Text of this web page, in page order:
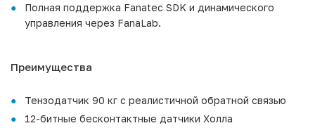
Полная поддержка Fanatec SDK и динамического
управления через FanaLab.
Преимущества
Тензодатчик 90 кг с реалистичной обратной связью
12-битные бесконтактные датчики Холла